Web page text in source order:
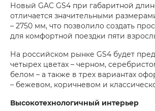
Новый GAC GS4 при габаритной
отличается значительными
– 2750 мм, что позволило создать
для комфортной поездки пяти
На российском рынке GS4 будет
четырех цветах – черном,
белом – а также в трех вариантах
– бежевом, коричневом и
Высокотехнологичный интерьер